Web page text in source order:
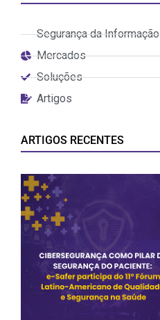
Segurança da Informação
Mercados
Soluções
Artigos
ARTIGOS RECENTES